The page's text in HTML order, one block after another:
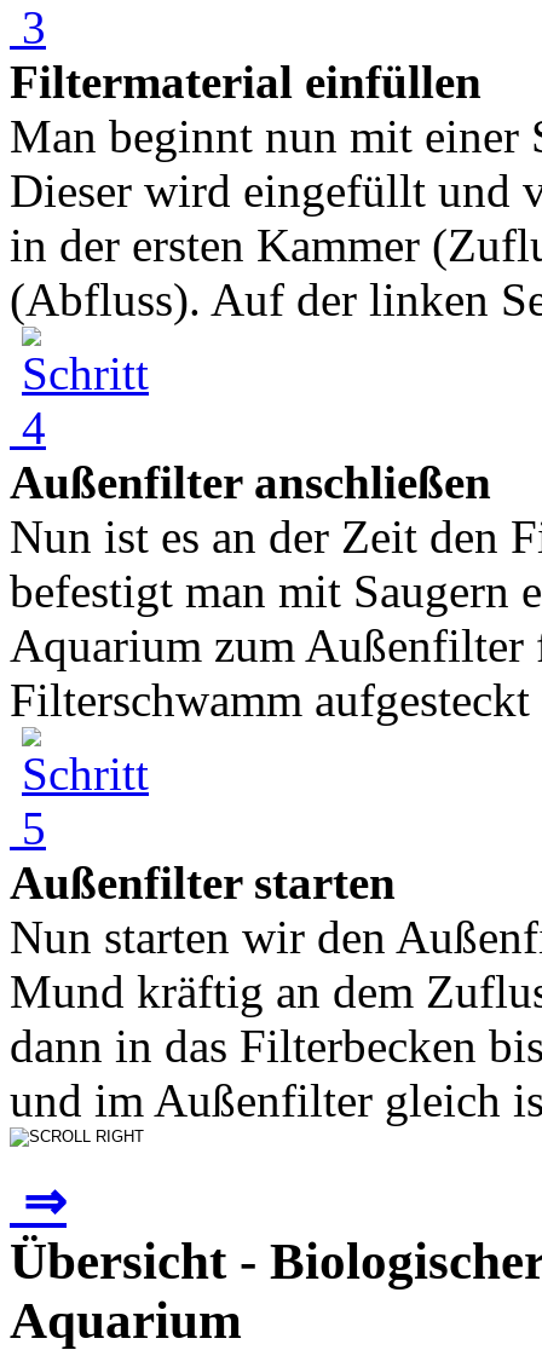
Filtermaterial einfüllen
Man beginnt nun mit einer
Dieser wird eingefüllt und
in der ersten Kammer
(Abfluss). Auf der linken
Außenfilter anschließen
Nun ist es an der Zeit den
befestigt man mit Saugern
Aquarium zum
Filterschwamm
Außenfilter starten
Nun starten wir den
Mund kräftig an dem
dann in das Filterbecken
und im Außenfilter gleich
⇒
Übersicht -
Aquarium